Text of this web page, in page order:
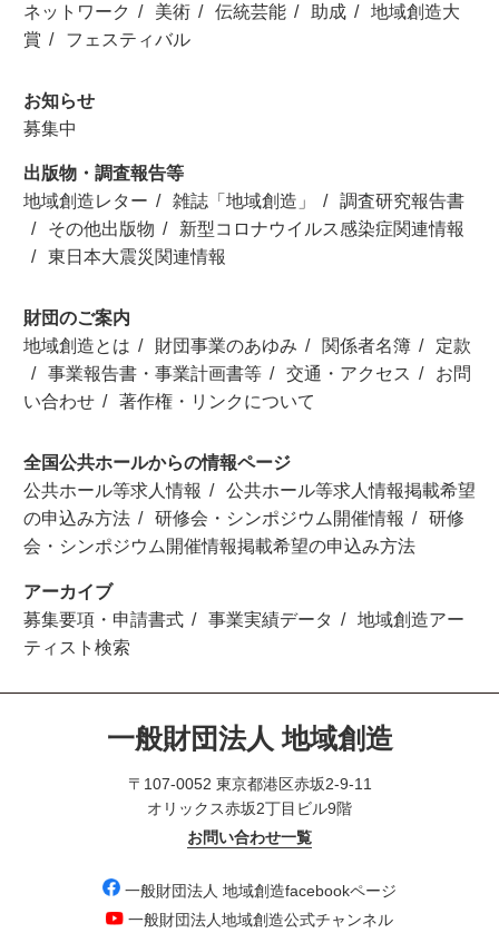
ネットワーク
美術 伝統芸能 助成
地域創造大
賞
フェスティバル
お知らせ
募集中
出版物・調査報告等
地域創造レター
雑誌「地域創造」
調査研究報告書
その他出版物
新型コロナウイルス感染症関連情報
東日本大震災関連情報
財団のご案内
地域創造とは
財団事業のあゆみ 関係者名簿
定款
事業報告書・事業計画書等
交通・アクセス
お問
い合わせ
著作権・リンクについて
全国公共ホールからの情報ページ
公共ホール等求人情報
公共ホール等求人情報掲載希望
の申込み方法
研修会・シンポジウム開催情報
研修
会・シンポジウム開催情報掲載希望の申込み方法
アーカイブ
募集要項・申請書式
事業実績データ
地域創造アー
ティスト検索
一般財団法人 地域創造
〒107-0052 東京都港区赤坂2-9-11
オリックス赤坂2丁目ビル9階
お問い合わせ一覧
一般財団法人 地域創造facebookページ
一般財団法人地域創造公式チャンネル